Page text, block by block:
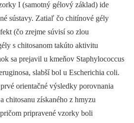
I (samotný gélový základ) ide
sústavy. Zatiaľ čo chitínové gély
(čo zrejme súvisí so zlou
s chitosanom takúto aktivitu
sa prejavil u kmeňov Staphylococcus
slabší bol u Escherichia coli.
orientačné výsledky porovnania
chitosanu získaného z hmyzu
pripravené vzorky boli